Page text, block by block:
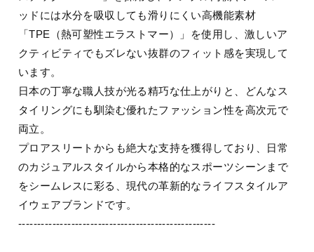
ッドには水分を吸収しても滑りにくい高機能素材
「TPE（熱可塑性エラストマー）」を使用し、激しいア
クティビティでもズレない抜群のフィット感を実現して
います。
日本の丁寧な職人技が光る精巧な仕上がりと、どんなス
タイリングにも馴染む優れたファッション性を高次元で
両立。
プロアスリートからも絶大な支持を獲得しており、日常
のカジュアルスタイルから本格的なスポーツシーンまで
をシームレスに彩る、現代の革新的なライフスタイルア
イウェアブランドです。
----------------------------------------------------